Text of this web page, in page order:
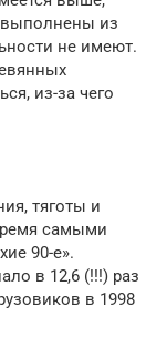
из
не имеют.
из-за чего
тяготы и
самыми
90-е».
в 12,6 (!!!) раз
в 1998